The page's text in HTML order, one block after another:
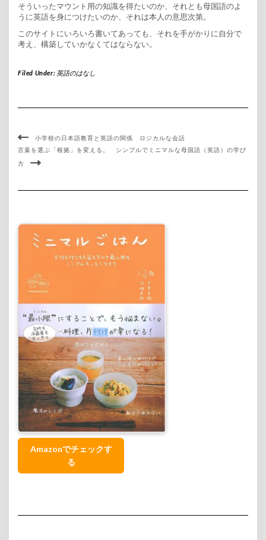
そういったマウント用の知識を得たいのか、それとも母国語のよ
うに英語を身につけたいのか、それは本人の意思次第。
このサイトにいろいろ書いてあっても、それを手がかりに自分で
考え、構築していかなくてはならない。
Filed Under: 英語のはなし
小学校の日本語教育と英語の関係 ロジカルな会話
言葉を選ぶ「根拠」を変える。 シンプルでミニマルな母国語（英語）の学び
方
Amazonでチェックす
る